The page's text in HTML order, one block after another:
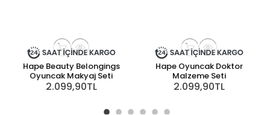
Hape Beauty Belongings
Oyuncak Makyaj Seti
2.099,90TL
Hape Oyuncak Doktor
Malzeme Seti
2.099,90TL